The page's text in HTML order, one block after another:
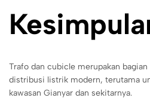
Trafo dan cubicle merupakan
distribusi listrik modern, terutama
kawasan Gianyar dan sekitarnya.